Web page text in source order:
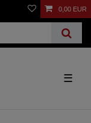
0,00 EUR
☰